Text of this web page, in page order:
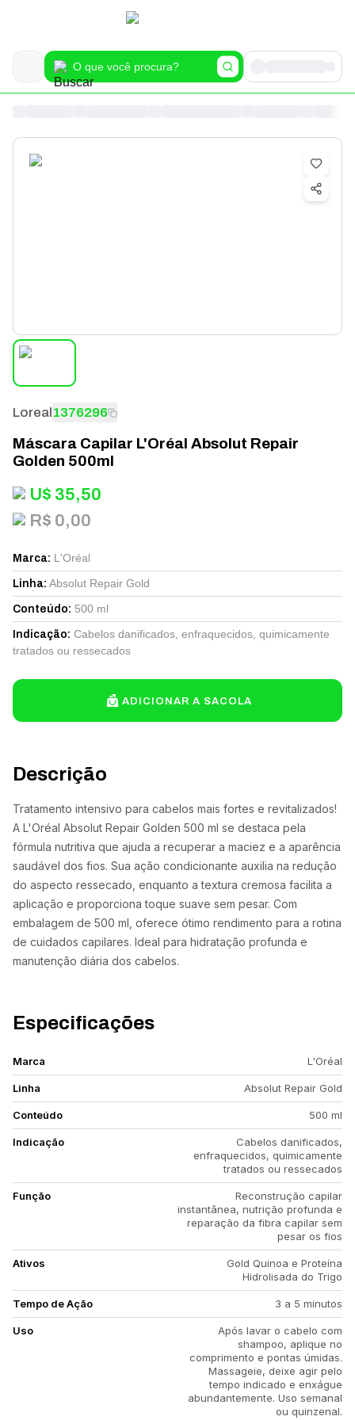
Descrição
Tratamento intensivo para cabelos mais fortes e revitalizados!
A L'Oréal Absolut Repair Golden 500 ml se destaca pela
fórmula nutritiva que ajuda a recuperar a maciez e a aparência
saudável dos fios. Sua ação condicionante auxilia na redução
do aspecto ressecado, enquanto a textura cremosa facilita a
aplicação e proporciona toque suave sem pesar. Com
embalagem de 500 ml, oferece ótimo rendimento para a rotina
de cuidados capilares. Ideal para hidratação profunda e
manutenção diária dos cabelos.
Especificações
Marca L'Oréal
Linha Absolut Repair Gold
Conteúdo 500 ml
Indicação
Cabelos danificados,
enfraquecidos, quimicamente
tratados ou ressecados
Função
Reconstrução capilar
instantânea, nutrição profunda e
reparação da fibra capilar sem
pesar os fios
Ativos
Gold Quinoa e Proteína
Hidrolisada do Trigo
Tempo de Ação 3 a 5 minutos
Uso
Após lavar o cabelo com
shampoo, aplique no
comprimento e pontas úmidas.
Massageie, deixe agir pelo
tempo indicado e enxágue
abundantemente. Uso semanal
ou quinzenal.
Loreal1376296
Máscara Capilar L'Oréal Absolut Repair
Golden 500ml
U$ 35,50
R$ 0,00
Marca: L'Oréal
Linha: Absolut Repair Gold
Conteúdo: 500 ml
Indicação: Cabelos danificados, enfraquecidos, quimicamente
tratados ou ressecados
ADICIONAR A SACOLA